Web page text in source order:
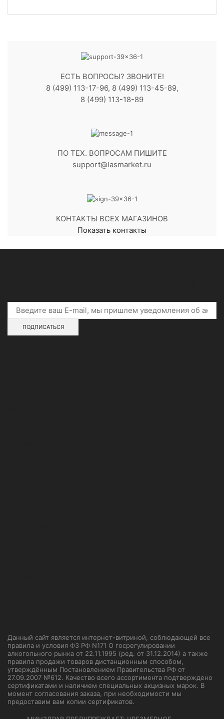
ЕСТЬ ВОПРОСЫ? ЗВОНИТЕ!
8 (499) 113-17-96, 8 (499) 113-45-89,
8 (499) 113-18-89
ПО ТЕХ. ВОПРОСАМ ПИШИТЕ
support@lasmarket.ru
КОНТАКТЫ ВСЕХ МАГАЗИНОВ
Показать контакты
Данный сайт является интернет-витриной, соблюдающей все
правила и условия ФЗ РФ N171 О госрегулировании
алкогольного рынка от 22.11.1995 (ред. от 31.12.2014) а также
правила продажи товаров дистанционным способом,
утверждённым Постановлением Правительства РФ от
27.09.2007 №612. Качество всего ассортимента подтверждено
сертификатами и наличием специальных акцизных марок. В
момент согласования заказа, при необходимости мы
предоставим вам копии сертификатов.